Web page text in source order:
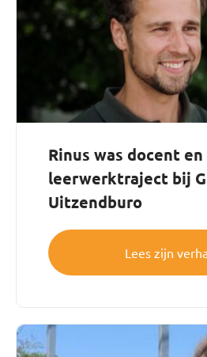
Rinus was docent
leerwerktraject bij
Uitzendburo
Lees zijn